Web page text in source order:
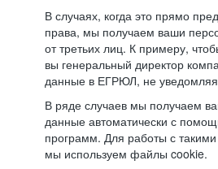
В случаях, когда это прямо
права, мы получаем ваши
от третьих лиц. К примеру,
вы генеральный директор
данные в ЕГРЮЛ, не уведомляя
В ряде случаев мы получаем
данные автоматически с
программ. Для работы с
мы используем файлы cookie.